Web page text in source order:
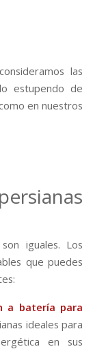
las
estupendo de
en nuestros
iguales. Los
que puedes
a batería para
ideales para
en sus